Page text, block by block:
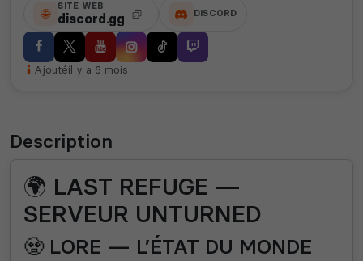
SITE WEB
discord.gg DISCORD
Ajoutéil y a 6 mois
Description
🌍 LAST REFUGE —
SERVEUR UNTURNED
🧟 LORE — L’ÉTAT DU MONDE